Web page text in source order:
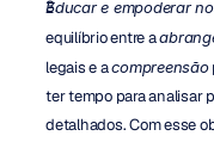
Educar e empoderar
equilíbrio entre a
legais e a compreensão
ter tempo para analisar
detalhados. Com esse